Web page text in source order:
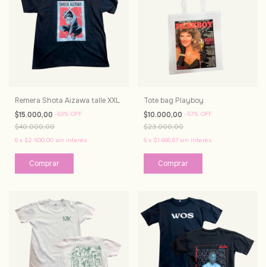
Remera Shota Aizawa talle XXL
$15.000,00 -63% OFF
$40.000,00
6 x $2.500,00 sin interés
Tote bag Playboy
$10.000,00 -57% OFF
$23.000,00
6 x $1.666,67 sin interés